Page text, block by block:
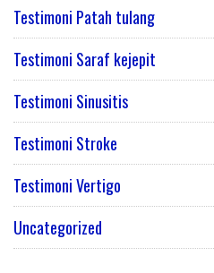
Testimoni Patah tulang
Testimoni Saraf kejepit
Testimoni Sinusitis
Testimoni Stroke
Testimoni Vertigo
Uncategorized